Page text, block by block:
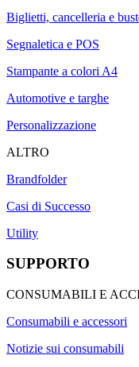
Biglietti, cancelleria e
Segnaletica e POS
Stampante a colori A4
Automotive e targhe
Personalizzazione
ALTRO
Brandfolder
Casi di Successo
Utility
SUPPORTO
CONSUMABILI E
Consumabili e accessori
Notizie sui consumabili